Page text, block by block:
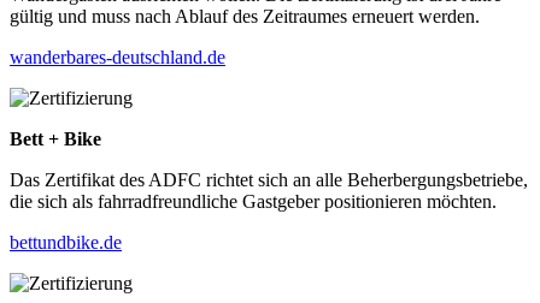
gültig und muss nach Ablauf des Zeitraumes erneuert werden.
wanderbares-deutschland.de
Bett + Bike
Das Zertifikat des ADFC richtet sich an alle Beherbergungsbetriebe,
die sich als fahrradfreundliche Gastgeber positionieren möchten.
bettundbike.de